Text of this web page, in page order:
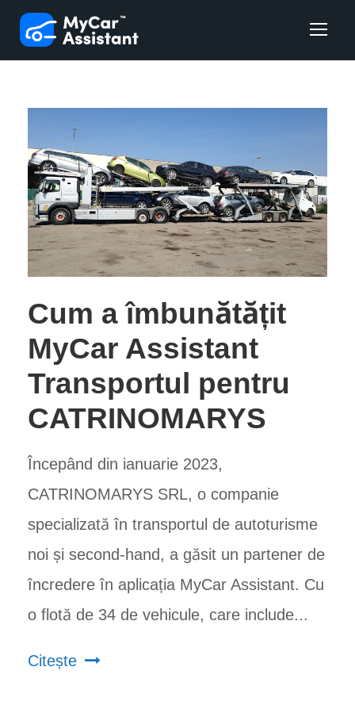
Cum a îmbunătățit
MyCar Assistant
Transportul pentru
CATRINOMARYS
Începând din ianuarie 2023,
CATRINOMARYS SRL, o companie
specializată în transportul de autoturisme
noi și second-hand, a găsit un partener de
încredere în aplicația MyCar Assistant. Cu
o flotă de 34 de vehicule, care include...
Citește